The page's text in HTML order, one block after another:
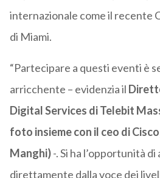
internazionale come il recente
di Miami.
“Partecipare a questi eventi è
arricchente – evidenzia il
Digital Services di Telebit
foto insieme con il ceo di
Manghi)-. Si ha l’opportunità di
direttamente dalla voce dei